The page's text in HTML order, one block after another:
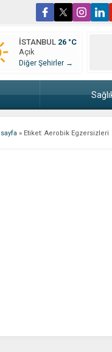
İSTANBUL 26 °C
Açık
Diğer Şehirler →
» Etiket: Aerobik Egzersizleri